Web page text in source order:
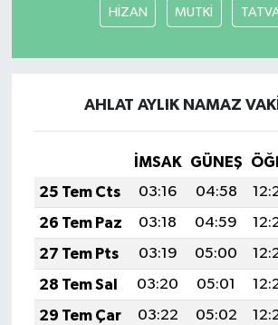
HİZAN MUTKİ
AHLAT AYLIK NAMAZ
İMSAK GÜNEŞ
25 Tem Cts
03:16 04:58
26 Tem Paz
03:18 04:59
27 Tem Pts
03:19 05:00
28 Tem Sal
03:20 05:01
29 Tem Çar
03:22 05:02